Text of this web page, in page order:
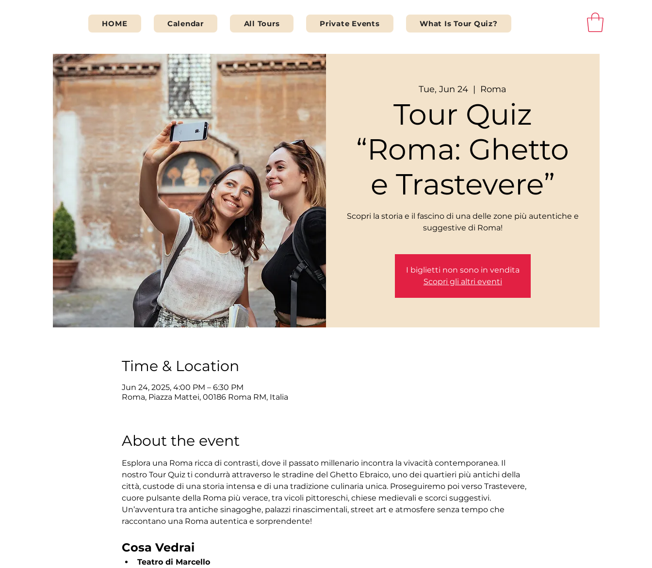
HOME Calendar All Tours Private Events What Is Tour Quiz?
Tue, Jun 24
  |
Roma
Tour Quiz
“Roma: Ghetto
e Trastevere”
Scopri la storia e il fascino di una delle zone più autentiche e
I biglietti non sono in vendita
Scopri gli altri eventi
Time & Location
Jun 24, 2025, 4:00 PM – 6:30 PM
Roma, Piazza Mattei, 00186 Roma RM, Italia
About the event
Esplora una Roma ricca di contrasti, dove il passato millenario incontra la vivacità contemporanea. Il
nostro Tour Quiz ti condurrà attraverso le stradine del Ghetto Ebraico, uno dei quartieri più antichi della
città, custode di una storia intensa e di una tradizione culinaria unica. Proseguiremo poi verso Trastevere,
cuore pulsante della Roma più verace, tra vicoli pittoreschi, chiese medievali e scorci suggestivi.
Un’avventura tra antiche sinagoghe, palazzi rinascimentali, street art e atmosfere senza tempo che
raccontano una Roma autentica e sorprendente!
Cosa Vedrai
Teatro di Marcello